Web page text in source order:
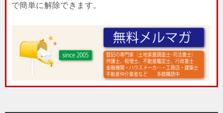
で簡単に解除できます。